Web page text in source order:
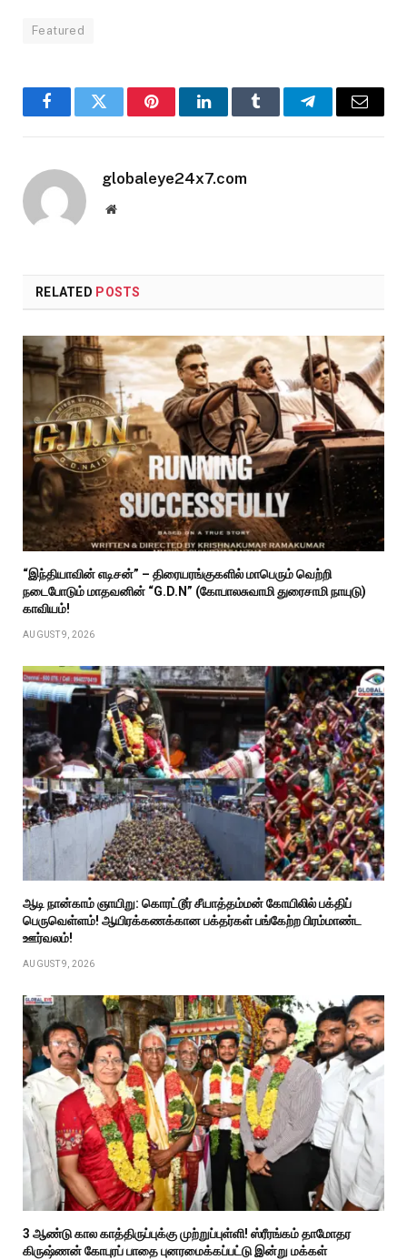
Featured
FacebookTwitter PinterestLinkedInTumblr TelegramEmail
globaleye24x7.com
Website
RELATED POSTS
“இந்தியாவின் எடிசன்” – திரையரங்குகளில் மாபெரும் வெற்றி
நடைபோடும் மாதவனின் “G.D.N” (கோபாலசுவாமி துரைசாமி நாயுடு)
காவியம்!
AUGUST 9, 2026
ஆடி நான்காம் ஞாயிறு: கொரட்டூர் சீயாத்தம்மன் கோயிலில் பக்திப்
பெருவெள்ளம்! ஆயிரக்கணக்கான பக்தர்கள் பங்கேற்ற பிரம்மாண்ட
ஊர்வலம்!
AUGUST 9, 2026
3 ஆண்டு கால காத்திருப்புக்கு முற்றுப்புள்ளி! ஸ்ரீரங்கம் தாமோதர
கிருஷ்ணன் கோபுரப் பாதை புனரமைக்கப்பட்டு இன்று மக்கள்